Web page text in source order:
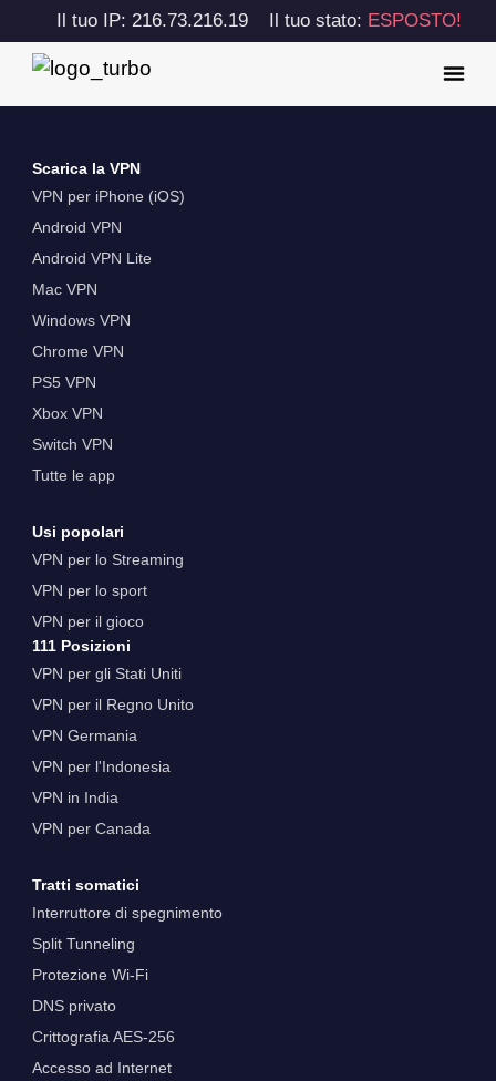
Il tuo IP: 216.73.216.19 Il tuo stato: ESPOSTO!
Scarica la VPN
VPN per iPhone (iOS)
Android VPN
Android VPN Lite
Mac VPN
Windows VPN
Chrome VPN
PS5 VPN
Xbox VPN
Switch VPN
Tutte le app
Usi popolari
VPN per lo Streaming
VPN per lo sport
VPN per il gioco
111 Posizioni
VPN per gli Stati Uniti
VPN per il Regno Unito
VPN Germania
VPN per l'Indonesia
VPN in India
VPN per Canada
Tratti somatici
Interruttore di spegnimento
Split Tunneling
Protezione Wi-Fi
DNS privato
Crittografia AES-256
Accesso ad Internet